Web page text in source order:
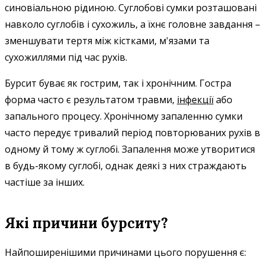
синовіальною рідиною. Суглобові сумки розташовані
навколо суглобів і сухожиль, а їхнє головне завдання –
зменшувати тертя між кістками, м'язами та
сухожиллями під час рухів.
Бурсит буває як гострим, так і хронічним. Гостра
форма часто є результатом травми, інфекціїабо
запального процесу. Хронічному запаленню сумки
часто передує тривалий період повторюваних рухів в
одному й тому ж суглобі. Запалення може утворитися
в будь-якому суглобі, однак деякі з них страждають
частіше за інших.
Які причини бурситу?
Найпоширенішими причинами цього порушення є: